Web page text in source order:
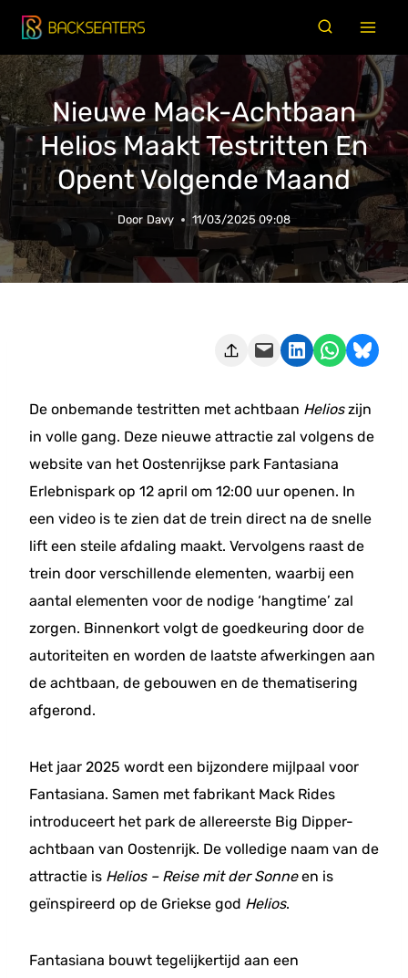
Doorgaan
naar
inhoud
Nieuwe Mack-Achtbaan
Helios Maakt Testritten En
Opent Volgende Maand
Door Davy 11/03/2025 09:08
Deze pagina e-mailen Delen op LinkedIn Delen via WhatsApp Share on Bluesky
De onbemande testritten met achtbaan Helioszijn
in volle gang. Deze nieuwe attractie zal volgens de
website van het Oostenrijkse park Fantasiana
Erlebnispark op 12 april om 12:00 uur openen. In
een video is te zien dat de trein direct na de snelle
lift een steile afdaling maakt. Vervolgens raast de
trein door verschillende elementen, waarbij een
aantal elementen voor de nodige ‘hangtime’ zal
zorgen. Binnenkort volgt de goedkeuring door de
autoriteiten en worden de laatste afwerkingen aan
de achtbaan, de gebouwen en de thematisering
afgerond.
Het jaar 2025 wordt een bijzondere mijlpaal voor
Fantasiana. Samen met fabrikant Mack Rides
introduceert het park de allereerste Big Dipper-
achtbaan van Oostenrijk. De volledige naam van de
attractie is Helios – Reise mit der Sonneen is
geïnspireerd op de Griekse god Helios.
Fantasiana bouwt tegelijkertijd aan een